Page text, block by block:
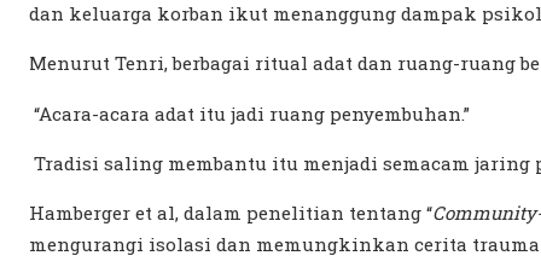
dan keluarga korban ikut menanggung dampak
Menurut Tenri, berbagai ritual adat dan ruang-ruang
“Acara-acara adat itu jadi ruang penyembuhan.”
Tradisi saling membantu itu menjadi semacam
Hamberger et al, dalam penelitian tentang “
mengurangi isolasi dan memungkinkan cerita